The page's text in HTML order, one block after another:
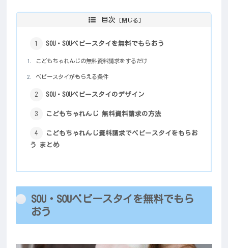
目次
SOU・SOUベビースタイを無料でもらおう
こどもちゃれんじの無料資料請求をするだけ
ベビースタイがもらえる条件
SOU・SOUベビースタイのデザイン
こどもちゃれんじ 無料資料請求の方法
こどもちゃれんじ資料請求でベビースタイをもらお
う まとめ
SOU・SOUベビースタイを無料でもら
おう